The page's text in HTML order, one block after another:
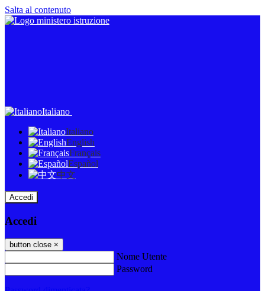
Salta al contenuto
Italiano
Italiano
English
Français
Español
中文
Accedi
Accedi
button close ×
Nome Utente
Password